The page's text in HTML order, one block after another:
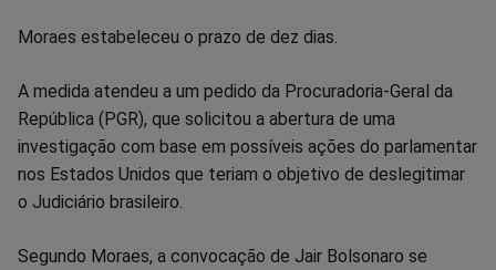
Moraes estabeleceu o prazo de dez dias.
A medida atendeu a um pedido da Procuradoria-Geral da
República (PGR), que solicitou a abertura de uma
investigação com base em possíveis ações do parlamentar
nos Estados Unidos que teriam o objetivo de deslegitimar
o Judiciário brasileiro.
Segundo Moraes, a convocação de Jair Bolsonaro se